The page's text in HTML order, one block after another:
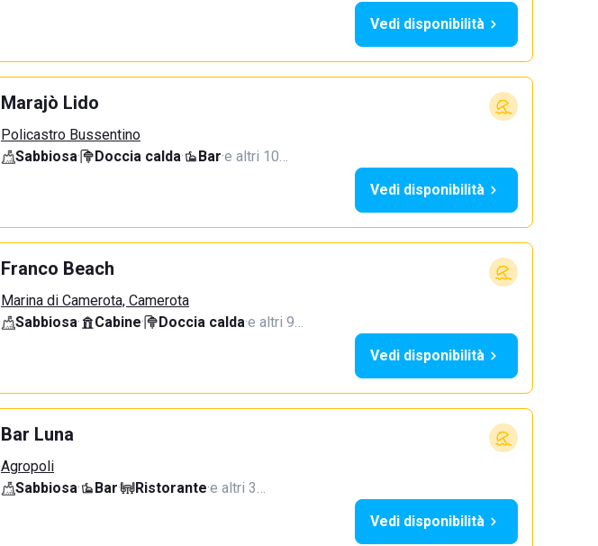
Vedi disponibilità
Marajò Lido
Policastro Bussentino
Sabbiosa· Doccia calda· Bar·e altri 10…
Vedi disponibilità
Franco Beach
Marina di Camerota, Camerota
Sabbiosa· Cabine· Doccia calda·e altri 9…
Vedi disponibilità
Bar Luna
Agropoli
Sabbiosa· Bar· Ristorante·e altri 3…
Vedi disponibilità